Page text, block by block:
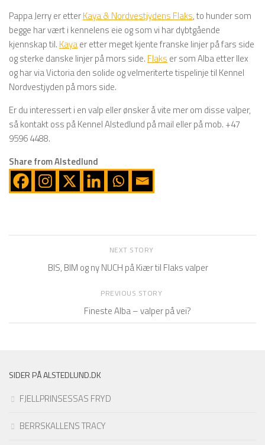
Pappa Jerry er etterKaya & Nordvestjydens Flaks, to hunder som
begge har vært i kennelens eie og som vi har dybtgående
kjennskap til. Kayaer etter meget kjente franske linjer på fars side
og sterke danske linjer på mors side. Flaks er som Alba etter Ilex
og har via Victoria den solide og velmeriterte tispelinje til Kennel
Nordvestjyden på mors side.
Er du interessert i en valp eller ønsker å vite mer om disse valper,
så kontakt oss på Kennel Alstedlund på mail eller på mob. +47
9596 4488.
Share from Alstedlund
NEXT STORY
BIS, BIM og ny NUCH på Kiær til Flaks valper
PREVIOUS STORY
Fineste Alba – valper på vei?
SIDER PÅ ALSTEDLUND.DK
FJELLPRINSESSAS FRYD
BERRSKALLENS TRACY